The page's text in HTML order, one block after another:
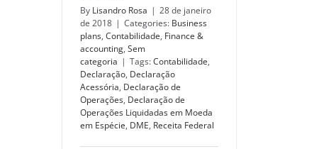
By Lisandro Rosa | 28 de janeiro
de 2018 | Categories: Business
plans, Contabilidade, Finance &
accounting, Sem
categoria | Tags:Contabilidade,
Declaração, Declaração
Acessória, Declaração de
Operações, Declaração de
Operações Liquidadas em Moeda
em Espécie, DME, Receita Federal